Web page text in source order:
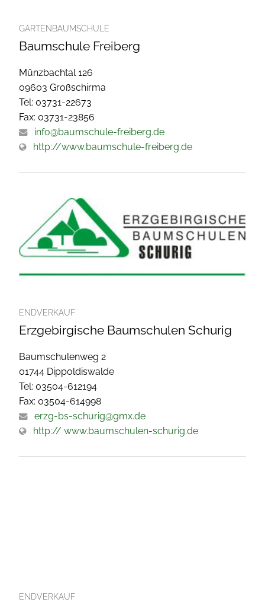
GARTENBAUMSCHULE
Baumschule Freiberg
Münzbachtal 126
09603 Großschirma
Tel: 03731-22673
Fax: 03731-23856
info@baumschule-freiberg.de
http://www.baumschule-freiberg.de
ENDVERKAUF
Erzgebirgische Baumschulen Schurig
Baumschulenweg 2
01744 Dippoldiswalde
Tel: 03504-612194
Fax: 03504-614998
erzg-bs-schurig@gmx.de
http:// www.baumschulen-schurig.de
ENDVERKAUF